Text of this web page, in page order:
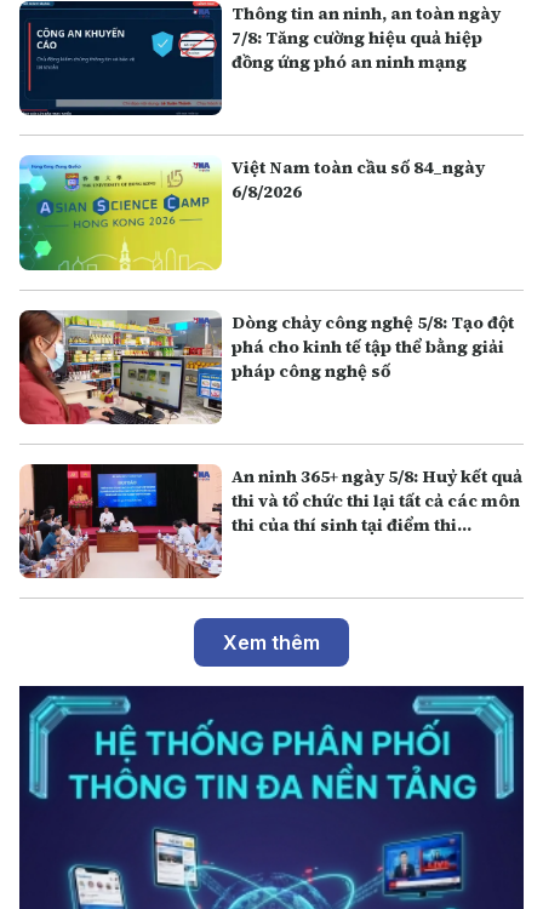
Thông tin an ninh, an toàn ngày
7/8: Tăng cường hiệu quả hiệp
đồng ứng phó an ninh mạng
Việt Nam toàn cầu số 84_ngày
6/8/2026
Dòng chảy công nghệ 5/8: Tạo đột
phá cho kinh tế tập thể bằng giải
pháp công nghệ số
An ninh 365+ ngày 5/8: Huỷ kết quả
thi và tổ chức thi lại tất cả các môn
thi của thí sinh tại điểm thi
Xem thêm